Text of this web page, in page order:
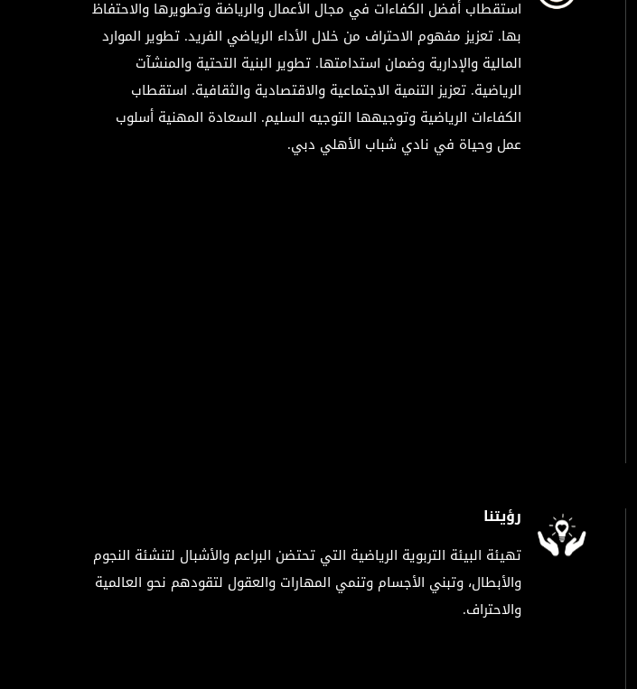
سوبر شيلد الإمارات العربية
المتحدة - قطرات
الأخبار
الأخبار
الأخبار
الأخبار
الأخبار
الأخبار
الأخبار
استقطاب أفضل الكفاءات في مجال الأعمال والرياضة وتطويرها والاحتفاظ
بها. تعزيز مفهوم الاحتراف من خلال الأداء الرياضي الفريد. تطوير الموارد
المالية والإدارية وضمان استدامتها. تطوير البنية التحتية والمنشآت
الرياضية. تعزيز التنمية الاجتماعية والاقتصادية والثقافية. استقطاب
الكفاءات الرياضية وتوجيهها التوجيه السليم. السعادة المهنية أسلوب
عمل وحياة في نادي شباب الأهلي دبي.
رؤيتنا
تهيئة البيئة التربوية الرياضية التي تحتضن البراعم والأشبال لتنشئة النجوم
والأبطال، وتبني الأجسام وتنمي المهارات والعقول لتقودهم نحو العالمية
والاحتراف.